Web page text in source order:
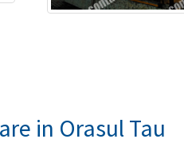
in Orasul Tau